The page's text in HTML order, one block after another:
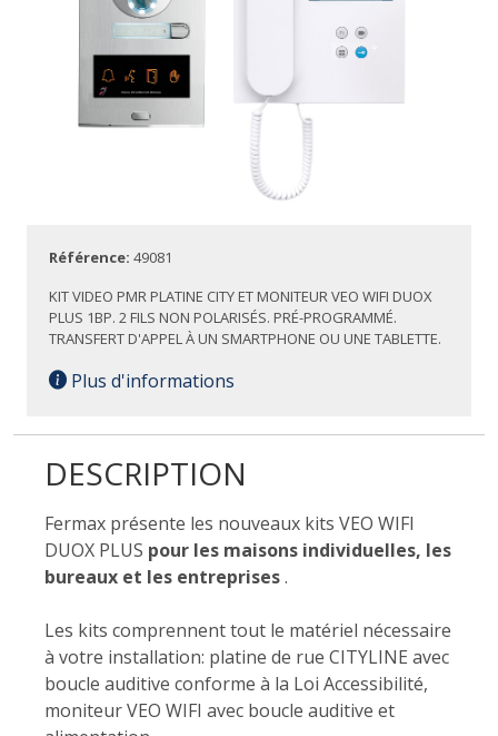
Référence: 49081
KIT VIDEO PMR PLATINE CITY ET MONITEUR VEO WIFI DUOX
PLUS 1BP. 2 FILS NON POLARISÉS. PRÉ-PROGRAMMÉ.
TRANSFERT D'APPEL À UN SMARTPHONE OU UNE TABLETTE.
Plus d'informations
DESCRIPTION
Fermax présente les nouveaux kits VEO WIFI
DUOX PLUS pour les maisons individuelles, les
bureaux et les entreprises.
Les kits comprennent tout le matériel nécessaire
à votre installation: platine de rue CITYLINE avec
boucle auditive conforme à la Loi Accessibilité,
moniteur VEO WIFI avec boucle auditive et